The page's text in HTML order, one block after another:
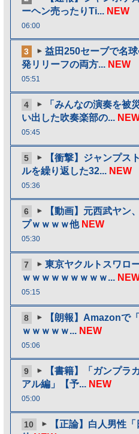
ーヘン売ったりTi... NEW
06:00
3
益田250セーブで名
発リリーフの両方... NEW
05:51
4
「みんなの演奏を被
い出した吹奏楽部の...
05:45
5
【衝撃】ジャンプ
ルを繰り返した32... NEW
05:36
6
【動画】元西武ヤン
プｗｗｗｗ他 NEW
05:30
7
東京ヤクルトスワロ
ｗｗｗｗｗｗｗｗｗ...
05:15
8
【朗報】Amazonで
ｗｗｗｗｗ... NEW
05:06
9
【書籍】「ガンプラ
アル編」【予... NEW
05:00
10
【正論】白人男性